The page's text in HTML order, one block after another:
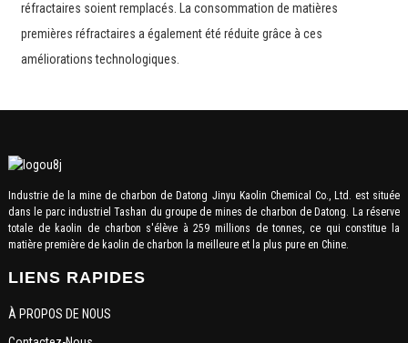
réfractaires soient remplacés. La consommation de matières
premières réfractaires a également été réduite grâce à ces
améliorations technologiques.
Industrie de la mine de charbon de Datong Jinyu Kaolin Chemical Co., Ltd. est située
dans le parc industriel Tashan du groupe de mines de charbon de Datong. La réserve
totale de kaolin de charbon s'élève à 259 millions de tonnes, ce qui constitue la
matière première de kaolin de charbon la meilleure et la plus pure en Chine.
LIENS RAPIDES
À PROPOS DE NOUS